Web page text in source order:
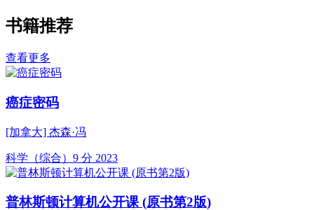
书籍推荐
查看更多
癌症密码
[加拿大] 杰森·冯
科学（综合） 9 分 2023
普林斯顿计算机公开课 (原书第2版)